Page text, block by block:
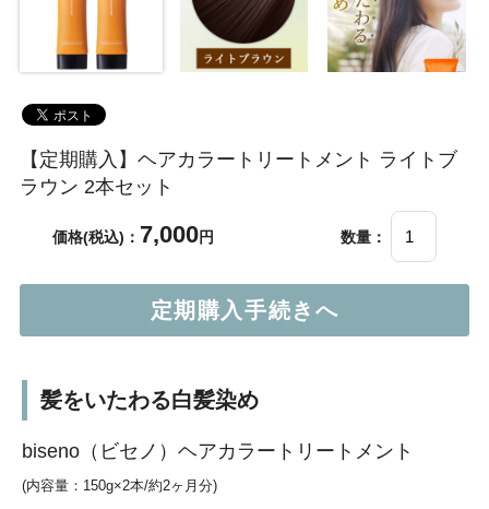
【定期購入】ヘアカラートリートメント ライトブ
ラウン 2本セット
価格(税込)： 7,000円 数量：
髪をいたわる白髪染め
biseno（ビセノ）ヘアカラートリートメント
(内容量：150g×2本/約2ヶ月分)